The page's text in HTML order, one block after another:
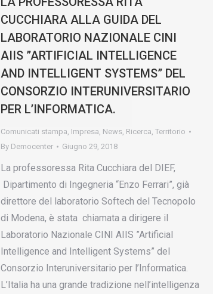
CUCCHIARA ALLA GUIDA DEL
LABORATORIO NAZIONALE CINI
AIIS ”ARTIFICIAL INTELLIGENCE
AND INTELLIGENT SYSTEMS” DEL
CONSORZIO INTERUNIVERSITARIO
PER L’INFORMATICA.
Comunicati stampa, Impresa, News, Ricerca, Territorio
By Democenter Giugno 29, 2018
La professoressa Rita Cucchiara del DIEF,
Dipartimento di Ingegneria “Enzo Ferrari”, già
direttore del laboratorio Softech del Tecnopolo
di Modena, è stata chiamata a dirigere il
Laboratorio Nazionale CINI AIIS ”Artificial
Intelligence and Intelligent Systems” del
Consorzio Interuniversitario per l’Informatica.
L’Italia ha una grande tradizione nell’intelligenza